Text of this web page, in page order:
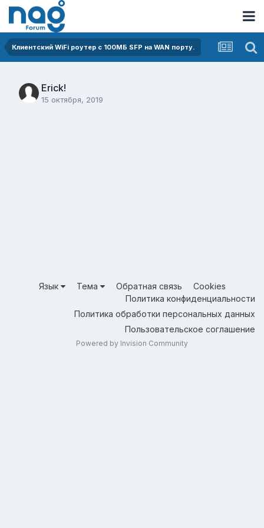
Клиентский WiFi роутер с 100МБ SFP на WAN порту.
Erick!
15 октября, 2019
Язык Тема Обратная связь
Cookies
Политика конфиденциальности
Политика обработки персональных данных
Пользовательское соглашение
Powered by Invision Community